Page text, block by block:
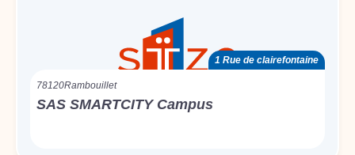
1 Rue de clairefontaine
78120Rambouillet
SAS SMARTCITY Campus